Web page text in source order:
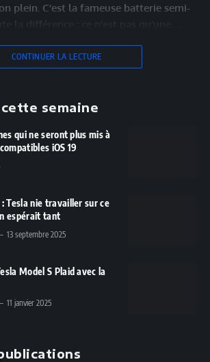
plein. C’est la fameuse batterie semi-
CONTINUER LA LECTURE
semaine
qui ne seront plus mis à
iOS 19
Tesla nie travailler sur ce
espérait tant
13 septembre 2025
Model S Plaid avec la
11 janvier 2025